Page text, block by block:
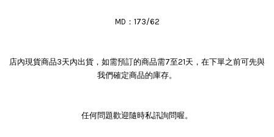
MD：173/62
店內現貨商品3天內出貨，如需預訂的商品需7至21天，在下單之前可先與
我們確定商品的庫存。
任何問題歡迎隨時私訊詢問喔。